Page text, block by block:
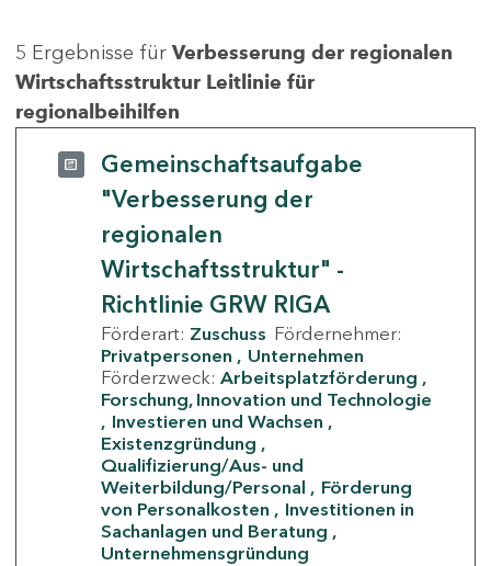
5 Ergebnisse für Verbesserung der regionalen
Wirtschaftsstruktur Leitlinie für
regionalbeihilfen
Gemeinschaftsaufgabe
"Verbesserung der
regionalen
Wirtschaftsstruktur" -
Richtlinie GRW RIGA
Förderart: Zuschuss Fördernehmer:
Privatpersonen
Unternehmen
Förderzweck: Arbeitsplatzförderung
Forschung, Innovation und Technologie
Investieren und Wachsen
Existenzgründung
Qualifizierung/Aus- und
Weiterbildung/Personal
Förderung
von Personalkosten
Investitionen in
Sachanlagen und Beratung
Unternehmensgründung